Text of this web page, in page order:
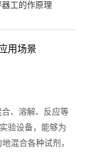
工的作原理
用场景
、溶解、反应等
验设备，能够为
混合各种试剂，